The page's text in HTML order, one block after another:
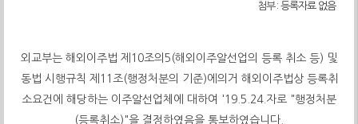
첨부 :등록자료 없음
외교부는 해외이주법 제10조의5(해외이주알선업의 등록 취소 등) 및
동법 시행규칙 제11조(행정처분의 기준)에의거 해외이주법상 등록취
소요건에 해당하는 이주알선업체에 대하여 '19.5.24.자로 "행정처분
(등록취소)"을 결정하였음을 통보하였습니다.